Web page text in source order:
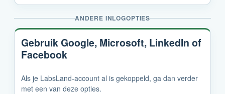
ANDERE INLOGOPTIES
Gebruik Google, Microsoft, LinkedIn of
Facebook
Als je LabsLand-account al is gekoppeld, ga dan verder
met een van deze opties.